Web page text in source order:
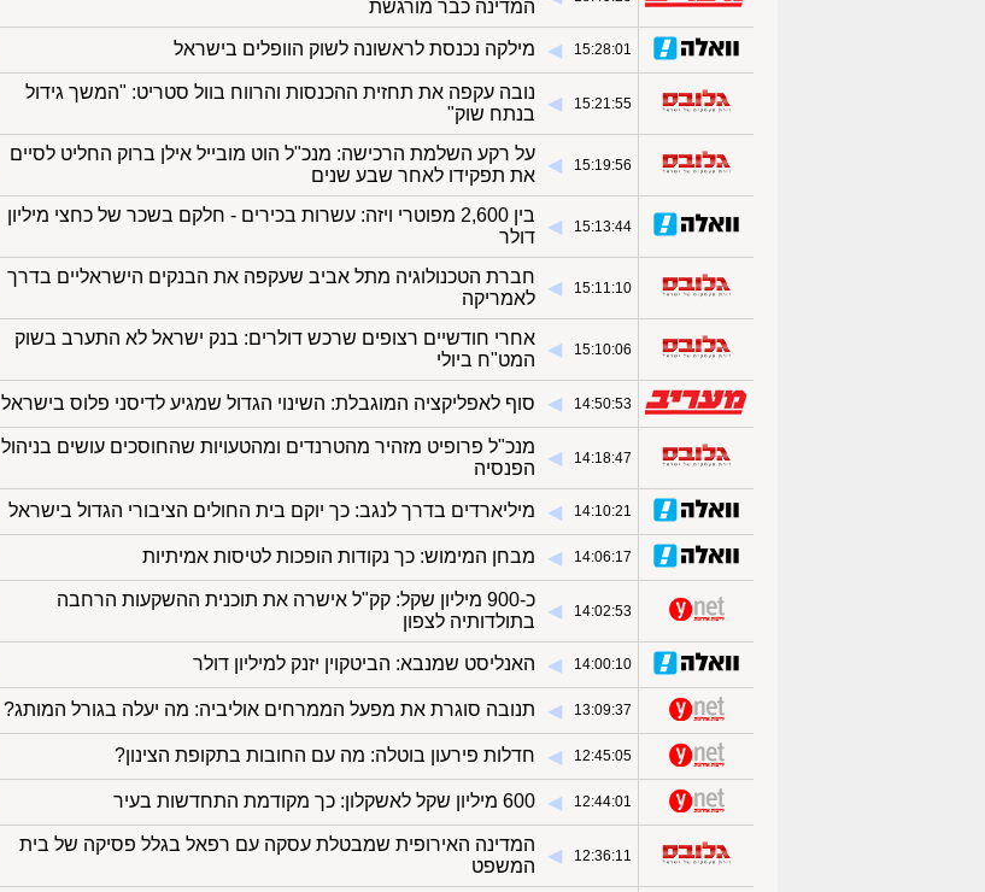
המדינה כבר מורגשת
15:28:01
◀︎ מילקה נכנסת לראשונה לשוק הוופלים בישראל
15:21:55
◀︎
נובה עקפה את תחזית ההכנסות והרווח בוול סטריט: "המשך גידול
בנתח שוק"
15:19:56
◀︎
על רקע השלמת הרכישה: מנכ"ל הוט מובייל אילן ברוק החליט לסיים
את תפקידו לאחר שבע שנים
15:13:44
◀︎
בין 2,600 מפוטרי ויזה: עשרות בכירים - חלקם בשכר של כחצי מיליון
דולר
15:11:10
◀︎
חברת הטכנולוגיה מתל אביב שעקפה את הבנקים הישראליים בדרך
לאמריקה
15:10:06
◀︎
אחרי חודשיים רצופים שרכש דולרים: בנק ישראל לא התערב בשוק
המט"ח ביולי
14:50:53
◀︎ סוף לאפליקציה המוגבלת: השינוי הגדול שמגיע לדיסני פלוס בישראל
14:18:47
◀︎
מנכ"ל פרופיט מזהיר מהטרנדים ומהטעויות שהחוסכים עושים בניהול
הפנסיה
14:10:21
◀︎ מיליארדים בדרך לנגב: כך יוקם בית החולים הציבורי הגדול בישראל
14:06:17
◀︎ מבחן המימוש: כך נקודות הופכות לטיסות אמיתיות
14:02:53
◀︎
כ-900 מיליון שקל: קק"ל אישרה את תוכנית ההשקעות הרחבה
בתולדותיה לצפון
14:00:10
◀︎ האנליסט שמנבא: הביטקוין יזנק למיליון דולר
13:09:37
◀︎ תנובה סוגרת את מפעל הממרחים אוליביה: מה יעלה בגורל המותג?
12:45:05
◀︎ חדלות פירעון בוטלה: מה עם החובות בתקופת הצינון?
12:44:01
◀︎ 600 מיליון שקל לאשקלון: כך מקודמת התחדשות בעיר
12:36:11
◀︎
המדינה האירופית שמבטלת עסקה עם רפאל בגלל פסיקה של בית
המשפט